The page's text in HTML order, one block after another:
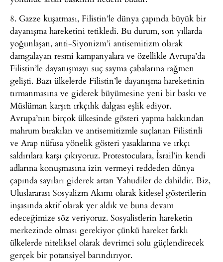
8. Gazze kuşatması, Filistin’le dünya çapında büyük bir
dayanışma hareketini tetikledi. Bu durum, son yıllarda
yoğunlaşan, anti-Siyonizm’i antisemitizm olarak
damgalayan resmi kampanyalara ve özellikle Avrupa’da
Filistin’le dayanışmayı suç sayma çabalarına rağmen
gelişti. Bazı ülkelerde Filistin’le dayanışma hareketinin
tırmanmasına ve giderek büyümesine yeni bir baskı ve
Müslüman karşıtı ırkçılık dalgası eşlik ediyor.
Avrupa’nın birçok ülkesinde gösteri yapma hakkından
mahrum bırakılan ve antisemitizmle suçlanan Filistinli
ve Arap nüfusa yönelik gösteri yasaklarına ve ırkçı
saldırılara karşı çıkıyoruz. Protestoculara, İsrail’in kendi
adlarına konuşmasına izin vermeyi reddeden dünya
çapında sayıları giderek artan Yahudiler de dahildir. Biz,
Uluslararası Sosyalizm Akımı olarak kitlesel gösterilerin
inşasında aktif olarak yer aldık ve buna devam
edeceğimize söz veriyoruz. Sosyalistlerin hareketin
merkezinde olması gerekiyor çünkü hareket farklı
ülkelerde niteliksel olarak devrimci solu güçlendirecek
gerçek bir potansiyel barındırıyor.